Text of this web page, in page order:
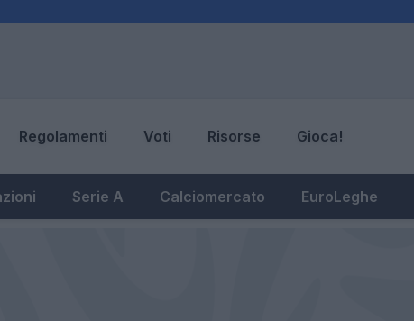
Regolamenti Voti Risorse Gioca!
Serie A Calciomercato EuroLeghe